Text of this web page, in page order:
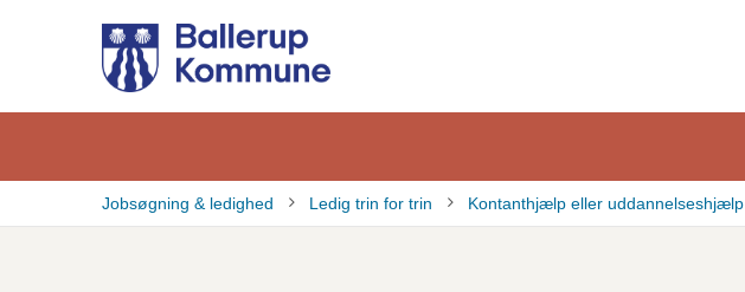
hovedindhold
Jobsøgning & ledighed Ledig trin for trin Kontanthjælp eller uddannelseshjælp